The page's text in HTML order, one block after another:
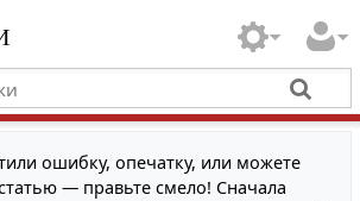
ошибку, опечатку, или можете
— правьте смело! Сначала